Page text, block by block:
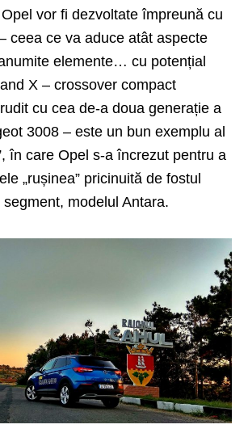
vor fi dezvoltate împreună cu
ceea ce va aduce atât aspecte
elemente… cu potențial
X – crossover compact
cu cea de-a doua generație a
3008 – este un bun exemplu al
în care Opel s-a încrezut pentru a
„rușinea” pricinuită de fostul
modelul Antara.